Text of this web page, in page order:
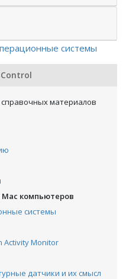
системы
материалов
компьютеров
системы
Activity Monitor
датчики и их смысл